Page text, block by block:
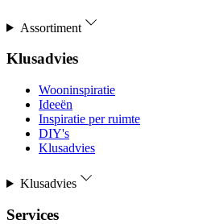
Assortiment
Klusadvies
Wooninspiratie
Ideeën
Inspiratie per ruimte
DIY's
Klusadvies
Klusadvies
Services